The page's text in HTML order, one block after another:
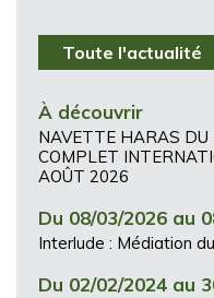
Toute l'actualité
À découvrir
NAVETTE HARAS DU
COMPLET
AOÛT 2026
Du 08/03/2026 au
Interlude : Médiation
Du 02/02/2024 au